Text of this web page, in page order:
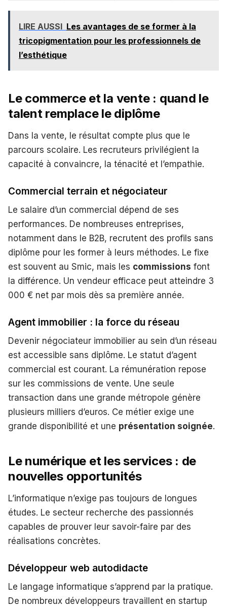
LIRE AUSSI Les avantages de se former à la
tricopigmentation pour les professionnels de
l’esthétique
Le commerce et la vente : quand le
talent remplace le diplôme
Dans la vente, le résultat compte plus que le
parcours scolaire. Les recruteurs privilégient la
capacité à convaincre, la ténacité et l’empathie.
Commercial terrain et négociateur
Le salaire d’un commercial dépend de ses
performances. De nombreuses entreprises,
notamment dans le B2B, recrutent des profils sans
diplôme pour les former à leurs méthodes. Le fixe
est souvent au Smic, mais les commissions font
la différence. Un vendeur efficace peut atteindre 3
000 € net par mois dès sa première année.
Agent immobilier : la force du réseau
Devenir négociateur immobilier au sein d’un réseau
est accessible sans diplôme. Le statut d’agent
commercial est courant. La rémunération repose
sur les commissions de vente. Une seule
transaction dans une grande métropole génère
plusieurs milliers d’euros. Ce métier exige une
grande disponibilité et une présentation soignée.
Le numérique et les services : de
nouvelles opportunités
L’informatique n’exige pas toujours de longues
études. Le secteur recherche des passionnés
capables de prouver leur savoir-faire par des
réalisations concrètes.
Développeur web autodidacte
Le langage informatique s’apprend par la pratique.
De nombreux développeurs travaillent en startup